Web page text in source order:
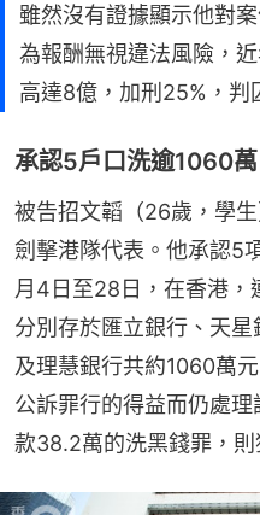
雖然沒有證據顯示他對
為報酬無視違法風險，
高達8億，加刑25%，判
承認5戶口洗逾1060萬
被告招文韜（26歲，學
劍擊港隊代表。他承認5
月4日至28日，在香港，
分別存於匯立銀行、天
及理慧銀行共約1060萬
公訴罪行的得益而仍處
款38.2萬的洗黑錢罪，則